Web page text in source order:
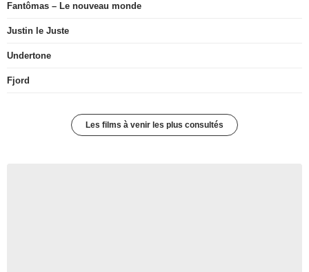
Fantômas – Le nouveau monde
Justin le Juste
Undertone
Fjord
Les films à venir les plus consultés